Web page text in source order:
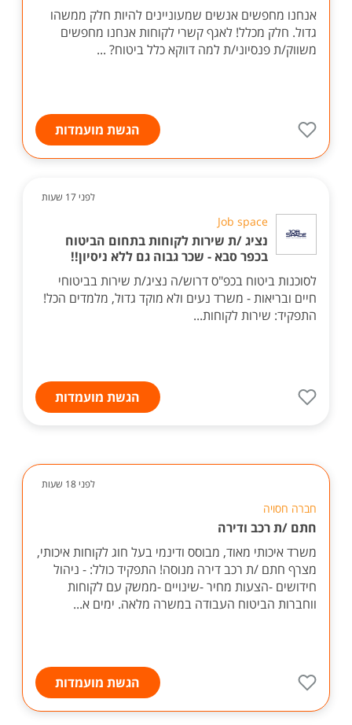
אנחנו מחפשים אנשים שמעוניינים להיות חלק ממשהו
גדול. חלק מכלל! לאגף קשרי לקוחות אנחנו מחפשים
משווק/ת פנסיוני/ת למה דווקא כלל ביטוח? ...
הגשת מועמדות
לפני 17 שעות
Job space
נציג /ת שירות לקוחות בתחום הביטוח
בכפר סבא - שכר גבוה גם ללא ניסיון!!
לסוכנות ביטוח בכפ"ס דרוש/ה נציג/ת שירות בביטוחי
חיים ובריאות - משרד נעים ולא מוקד גדול, מלמדים הכל!
התפקיד: שירות לקוחות...
הגשת מועמדות
לפני 18 שעות
חברה חסויה
חתם /ת רכב ודירה
משרד איכותי מאוד, מבוסס ודינמי בעל חוג לקוחות איכותי,
מצרף חתם /ת רכב דירה מנוסה! התפקיד כולל: - ניהול
חידושים -הצעות מחיר -שינויים -ממשק עם לקוחות
ווחברות הביטוח העבודה במשרה מלאה. ימים א...
הגשת מועמדות